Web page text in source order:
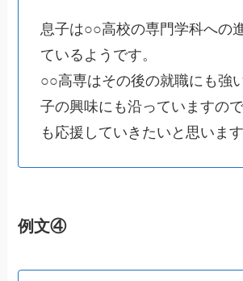
息子は○○高校の専門学科への
ているようです。
○○高専はその後の就職にも強
子の興味にも沿っていますの
も応援していきたいと思います
例文④